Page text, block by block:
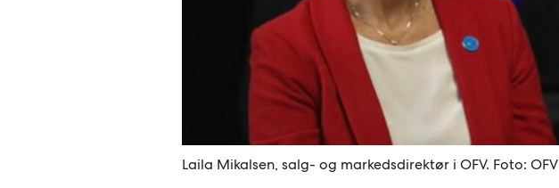
Laila Mikalsen, salg- og markedsdirektør i OFV. Foto: OFV